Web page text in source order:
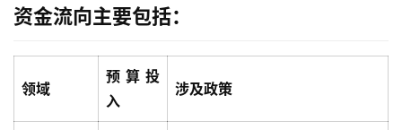
资金流向主要包括：
领域
预算投
入
涉及政策